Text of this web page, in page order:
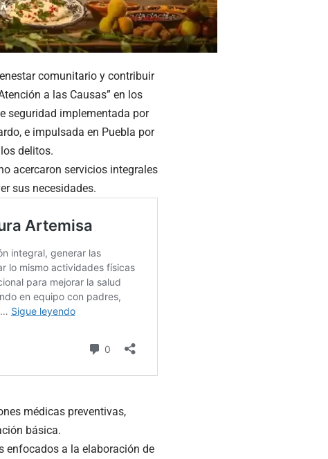
comunitario y contribuir
a las Causas” en los
seguridad implementada por
e impulsada en Puebla por
delitos.
acercaron servicios integrales
sus necesidades.
médicas preventivas,
básica.
enfocados a la elaboración de